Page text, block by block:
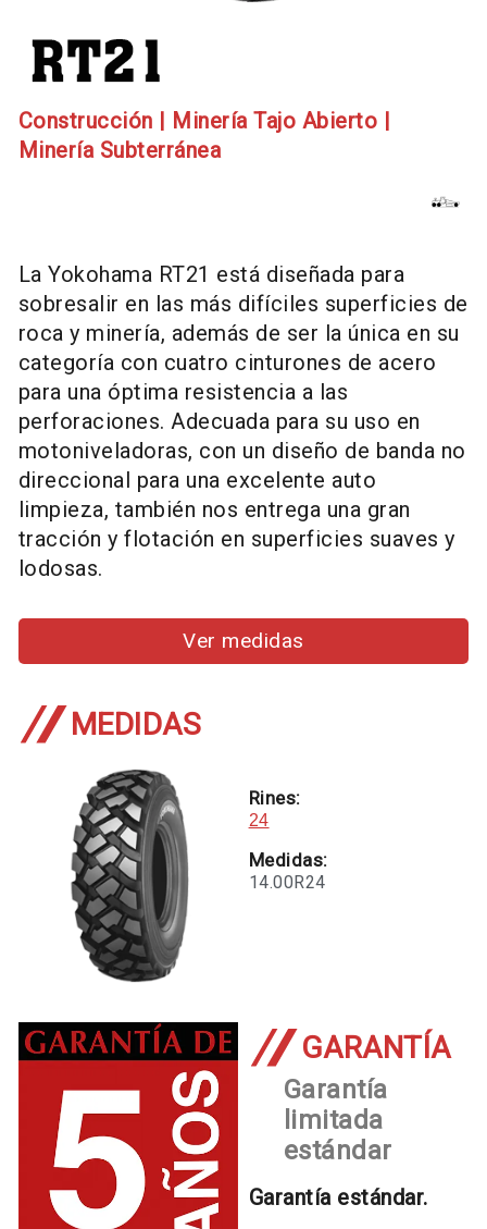
Construcción | Minería Tajo Abierto |
Minería Subterránea
La Yokohama RT21 está diseñada para
sobresalir en las más difíciles superficies de
roca y minería, además de ser la única en su
categoría con cuatro cinturones de acero
para una óptima resistencia a las
perforaciones. Adecuada para su uso en
motoniveladoras, con un diseño de banda no
direccional para una excelente auto
limpieza, también nos entrega una gran
tracción y flotación en superficies suaves y
lodosas.
Ver medidas
MEDIDAS
Rines:
24
Medidas:
14.00R24
GARANTÍA
Garantía
limitada
estándar
Garantía estándar.